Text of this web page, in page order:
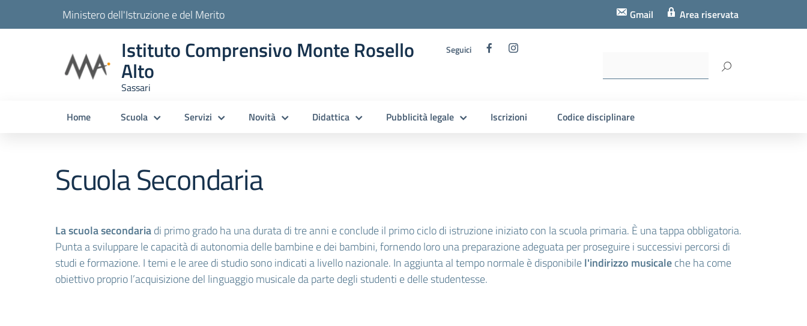
Ministero dell'Istruzione e del Merito Gmail Area riservata
Istituto Comprensivo Monte Rosello
Alto
Sassari
Seguici
Home Scuola Servizi Novità Didattica Pubblicità legale Iscrizioni Codice disciplinare
Scuola Secondaria
La scuola secondariadi primo grado ha una durata di tre anni e conclude il primo ciclo di istruzione iniziato con la scuola primaria. È una tappa obbligatoria.
Punta a sviluppare le capacità di autonomia delle bambine e dei bambini, fornendo loro una preparazione adeguata per proseguire i successivi percorsi di
studi e formazione. I temi e le aree di studio sono indicati a livello nazionale. In aggiunta al tempo normale è disponibilel'indirizzo musicaleche ha come
obiettivo proprio l’acquisizione del linguaggio musicale da parte degli studenti e delle studentesse.